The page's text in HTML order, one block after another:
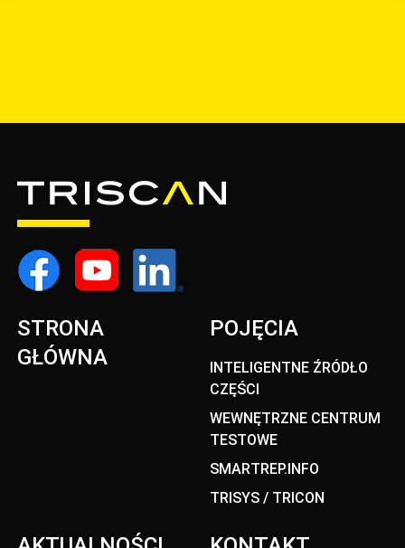
STRONA
GŁÓWNA
POJĘCIA
INTELIGENTNE ŹRÓDŁO
CZĘŚCI
WEWNĘTRZNE CENTRUM
TESTOWE
SMARTREP.INFO
TRISYS / TRICON